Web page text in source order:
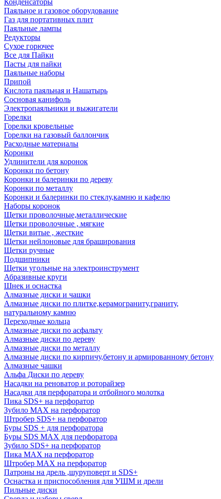
Конденсаторы
Паяльное и газовое оборудование
Газ для портативных плит
Паяльные лампы
Редукторы
Сухое горючее
Все для Пайки
Пасты для пайки
Паяльные наборы
Припой
Кислота паяльная и Нашатырь
Сосновая канифоль
Электропаяльники и выжигатели
Горелки
Горелки кровельные
Горелки на газовый баллончик
Расходные материалы
Коронки
Удлинители для коронок
Коронки по бетону
Коронки и балеринки по дереву
Коронки по металлу
Коронки и балеринки по стеклу,камню и кафелю
Наборы коронок
Щетки проволочные,металлические
Щетки проволочные , мягкие
Щетки витые , жесткие
Щетки нейлоновые для браширования
Щетки ручные
Подшипники
Щетки угольные на электроинструмент
Абразивные круги
Шнек и оснастка
Алмазные диски и чашки
Алмазные диски по плитке,керамограниту,граниту,
натуральному камню
Переходные кольца
Алмазные диски по асфальту
Алмазные диски по дереву
Алмазные диски по металлу
Алмазные диски по кирпичу,бетону и армированному бетону
Алмазные чашки
Альфа Диски по дереву
Насадки на реноватор и роторайзер
Насадки для перфоратора и отбойного молотка
Пика SDS+ на перфоратор
Зубило MAX на перфоратор
Штробер SDS+ на перфоратор
Буры SDS + для перфоратора
Буры SDS MAX для перфоратора
Зубило SDS+ на перфоратор
Пика MAX на перфоратор
Штробер MAX на перфоратор
Патроны на дрель ,шуруповерт и SDS+
Оснастка и приспособления для УШМ и дрели
Пильные диски